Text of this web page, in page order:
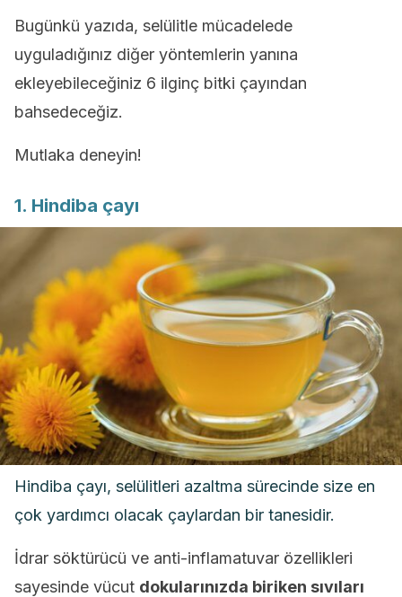
Bugünkü yazıda, selülitle mücadelede
uyguladığınız diğer yöntemlerin yanına
ekleyebileceğiniz 6 ilginç bitki çayından
bahsedeceğiz.
Mutlaka deneyin!
1. Hindiba çayı
Hindiba çayı, selülitleri azaltma sürecinde size en
çok yardımcı olacak çaylardan bir tanesidir.
İdrar söktürücü ve anti-inflamatuvar özellikleri
sayesinde vücut dokularınızda biriken sıvıları